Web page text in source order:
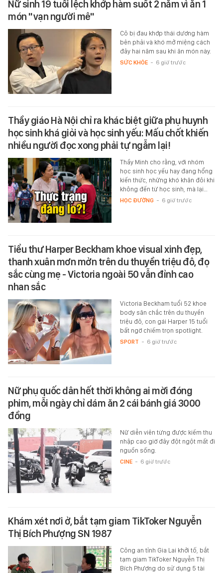
Nữ sinh 19 tuổi lệch khớp hàm suốt 2 năm vì ăn 1
món "vạn người mê"
Cô bị đau khớp thái dương hàm
bên phải và khó mở miệng cách
đây hai năm sau khi ăn món này.
SỨC KHỎE - 6 giờ trước
Thầy giáo Hà Nội chỉ ra khác biệt giữa phụ huynh
học sinh khá giỏi và học sinh yếu: Mấu chốt khiến
nhiều người đọc xong phải tự ngẫm lại!
Thầy Minh cho rằng, với nhóm
học sinh học yếu hay đang hổng
kiến thức, những khó khăn đôi khi
không đến từ học sinh, mà lại…
HỌC ĐƯỜNG - 6 giờ trước
Tiểu thư Harper Beckham khoe visual xinh đẹp,
thanh xuân mơn mởn trên du thuyền triệu đô, đọ
sắc cùng mẹ - Victoria ngoài 50 vẫn đỉnh cao
nhan sắc
Victoria Beckham tuổi 52 khoe
body săn chắc trên du thuyền
triệu đô, con gái Harper 15 tuổi
bất ngờ chiếm trọn spotlight.
SPORT - 6 giờ trước
Nữ phụ quốc dân hết thời không ai mời đóng
phim, mỗi ngày chỉ dám ăn 2 cái bánh giá 3000
đồng
Nữ diễn viên từng được kiếm thu
nhập cao giờ đây đột ngột mất đi
nguồn sống.
CINE - 6 giờ trước
Khám xét nơi ở, bắt tạm giam TikToker Nguyễn
Thị Bích Phượng SN 1987
Công an tỉnh Gia Lai khởi tố, bắt
tạm giam TikToker Nguyễn Thị
Bích Phượng do sử dụng 5 tài